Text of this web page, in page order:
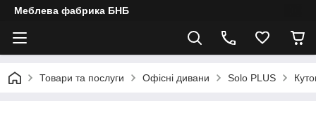
Меблева фабрика БНБ
Товари та послуги Офісні дивани Solo PLUS